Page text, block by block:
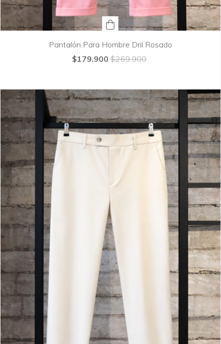
Pantalón Para Hombre Dril Rosado
$179.900$269.900